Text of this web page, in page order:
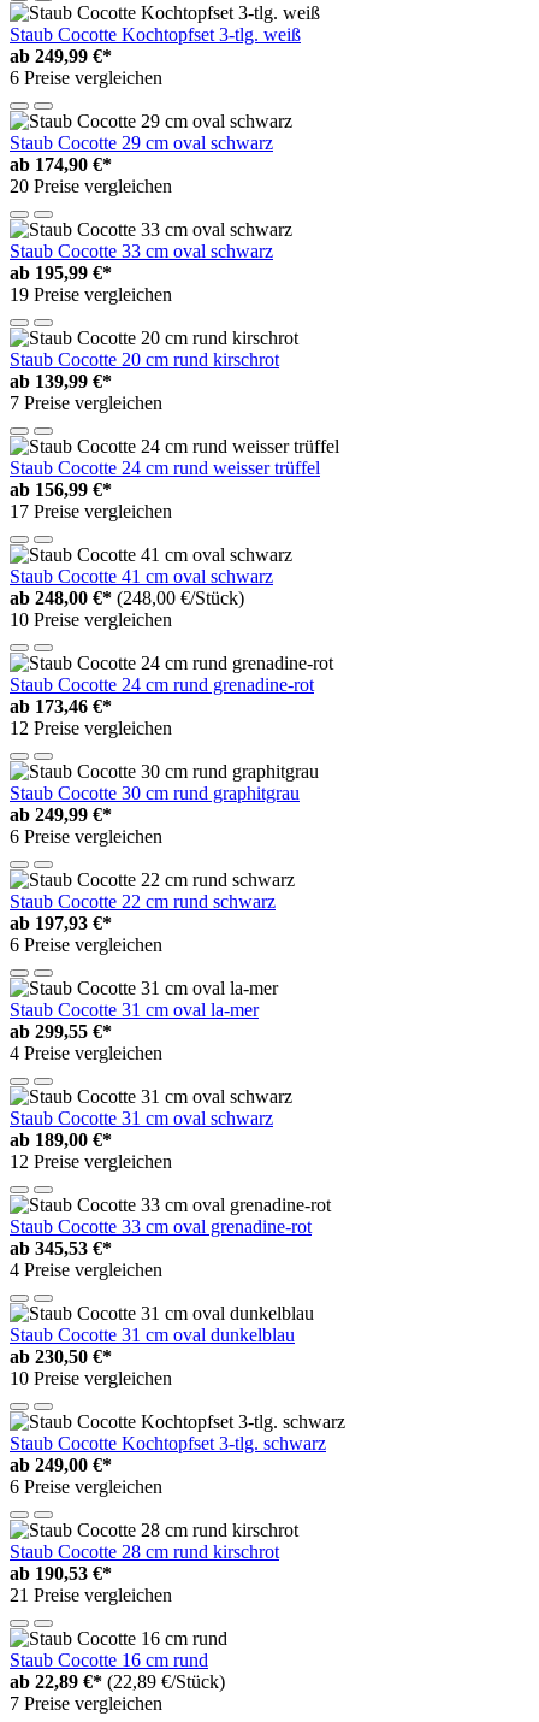
Staub Cocotte Kochtopfset 3-tlg. weiß
ab 249,99 €*
6 Preise vergleichen
Staub Cocotte 29 cm oval schwarz
ab 174,90 €*
20 Preise vergleichen
Staub Cocotte 33 cm oval schwarz
ab 195,99 €*
19 Preise vergleichen
Staub Cocotte 20 cm rund kirschrot
ab 139,99 €*
7 Preise vergleichen
Staub Cocotte 24 cm rund weisser trüffel
ab 156,99 €*
17 Preise vergleichen
Staub Cocotte 41 cm oval schwarz
ab 248,00 €* (248,00 €/Stück)
10 Preise vergleichen
Staub Cocotte 24 cm rund grenadine-rot
ab 173,46 €*
12 Preise vergleichen
Staub Cocotte 30 cm rund graphitgrau
ab 249,99 €*
6 Preise vergleichen
Staub Cocotte 22 cm rund schwarz
ab 197,93 €*
6 Preise vergleichen
Staub Cocotte 31 cm oval la-mer
ab 299,55 €*
4 Preise vergleichen
Staub Cocotte 31 cm oval schwarz
ab 189,00 €*
12 Preise vergleichen
Staub Cocotte 33 cm oval grenadine-rot
ab 345,53 €*
4 Preise vergleichen
Staub Cocotte 31 cm oval dunkelblau
ab 230,50 €*
10 Preise vergleichen
Staub Cocotte Kochtopfset 3-tlg. schwarz
ab 249,00 €*
6 Preise vergleichen
Staub Cocotte 28 cm rund kirschrot
ab 190,53 €*
21 Preise vergleichen
Staub Cocotte 16 cm rund
ab 22,89 €* (22,89 €/Stück)
7 Preise vergleichen